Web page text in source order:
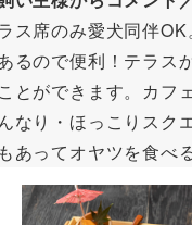
ス席のみ愛犬同伴
るので便利！テラス
とができます。カフ
なり・ほっこりスク
あってオヤツを食べ